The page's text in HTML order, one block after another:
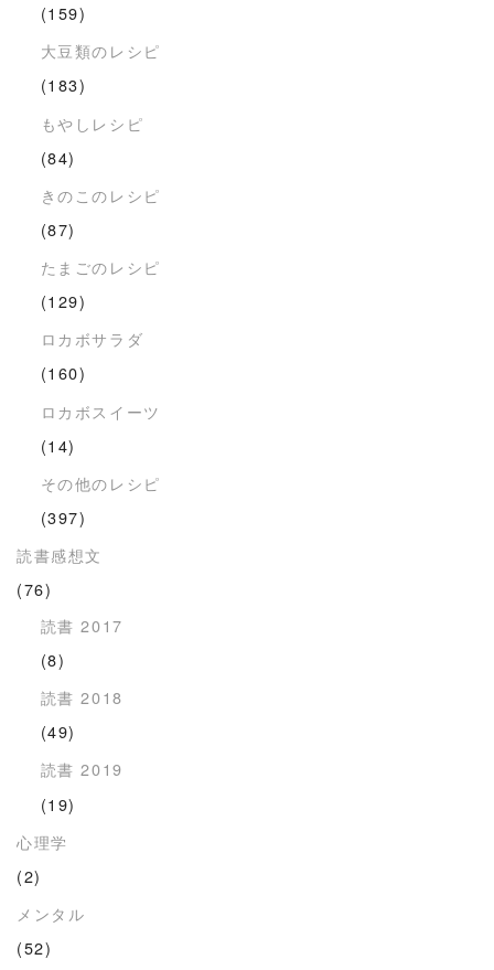
(159)
大豆類のレシピ
(183)
もやしレシピ
(84)
きのこのレシピ
(87)
たまごのレシピ
(129)
ロカボサラダ
(160)
ロカボスイーツ
(14)
その他のレシピ
(397)
読書感想文
(76)
読書 2017
(8)
読書 2018
(49)
読書 2019
(19)
心理学
(2)
メンタル
(52)